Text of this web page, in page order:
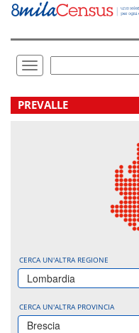
Vai
direttamente
Toggle
navigation
.
PREVALLE
CERCA UN'ALTRA REGIONE
Lombardia
CERCA UN'ALTRA PROVINCIA
Brescia